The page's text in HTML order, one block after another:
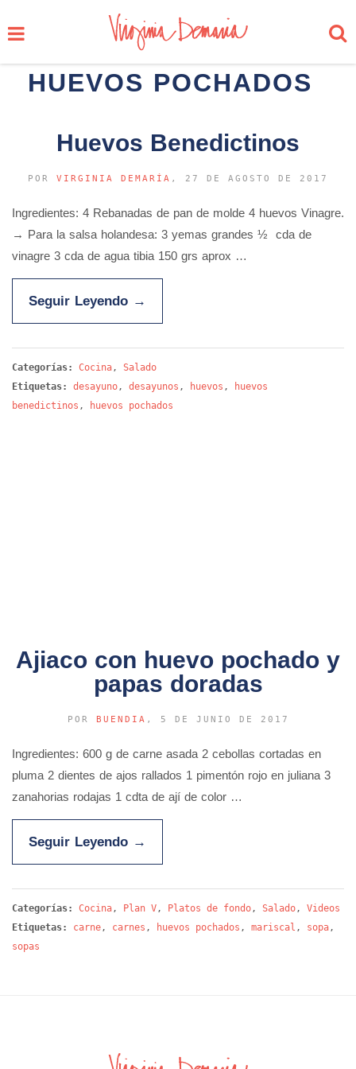
HUEVOS POCHADOS
Huevos Benedictinos
POR VIRGINIA DEMARÍA , 27 DE AGOSTO DE 2017
Ingredientes: 4 Rebanadas de pan de molde 4 huevos Vinagre.
→ Para la salsa holandesa: 3 yemas grandes ½ cda de
vinagre 3 cda de agua tibia 150 grs aprox …
Seguir Leyendo →
Categorías: Cocina, Salado
Etiquetas:
desayuno, desayunos , huevos ,
huevos
benedictinos , huevos pochados
Ajiaco con huevo pochado y
papas doradas
POR BUENDIA , 5 DE JUNIO DE 2017
Ingredientes: 600 g de carne asada 2 cebollas cortadas en
pluma 2 dientes de ajos rallados 1 pimentón rojo en juliana 3
zanahorias rodajas 1 cdta de ají de color …
Seguir Leyendo →
Categorías: Cocina , Plan V , Platos de fondo , Salado , Videos
Etiquetas:
carne , carnes , huevos pochados , mariscal , sopa ,
sopas